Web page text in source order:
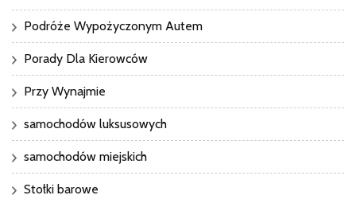
Podróże Wypożyczonym Autem
Porady Dla Kierowców
Przy Wynajmie
samochodów luksusowych
samochodów miejskich
Stołki barowe